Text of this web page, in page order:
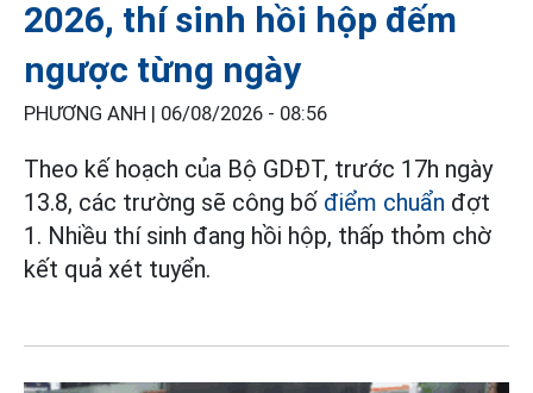
2026, thí sinh hồi hộp đếm
ngược từng ngày
PHƯƠNG ANH | 06/08/2026 - 08:56
Theo kế hoạch của Bộ GDĐT, trước 17h ngày
13.8, các trường sẽ công bố điểm chuẩn đợt
1. Nhiều thí sinh đang hồi hộp, thấp thỏm chờ
kết quả xét tuyển.